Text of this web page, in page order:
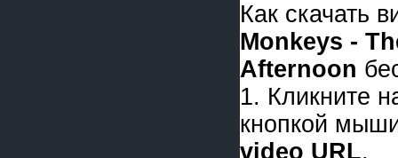
Как скачать
Monkeys -
Afternoon
1. Кликните
кнопкой
video URL.